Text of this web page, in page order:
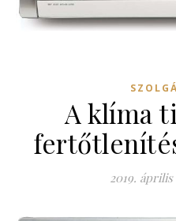
A klíma
2019.